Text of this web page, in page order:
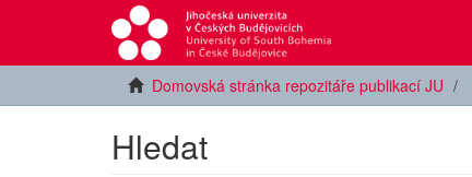
Domovská stránka repozitáře publikací JU
Hledat